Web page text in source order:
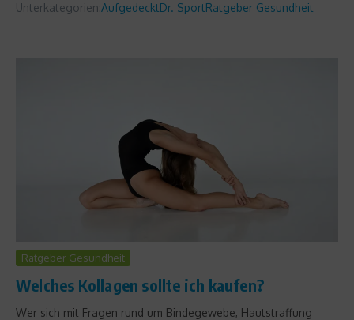
Unterkategorien:AufgedecktDr. SportRatgeber Gesundheit
Ratgeber Gesundheit
Welches Kollagen sollte ich kaufen?
Wer sich mit Fragen rund um Bindegewebe, Hautstraffung